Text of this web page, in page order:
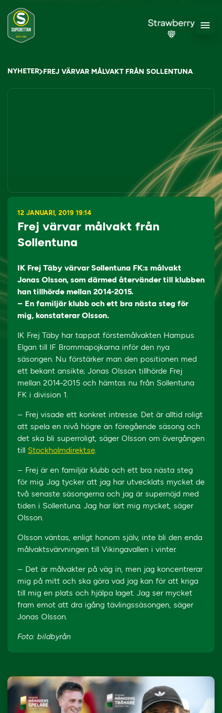
NYHETER FREJ VÄRVAR MÅLVAKT FRÅN SOLLENTUNA
12 JANUARI, 2019 19:14
Frej värvar målvakt från
Sollentuna
IK Frej Täby värvar Sollentuna FK:s målvakt
Jonas Olsson, som därmed återvänder till klubben
han tillhörde mellan 2014-2015.
– En familjär klubb och ett bra nästa steg för
mig, konstaterar Olsson.
IK Frej Täby har tappat förstemålvakten Hampus
Elgan till IF Brommapojkarna inför den nya
säsongen. Nu förstärker man den positionen med
ett bekant ansikte; Jonas Olsson tillhörde Frej
mellan 2014-2015 och hämtas nu från Sollentuna
FK i division 1.
– Frej visade ett konkret intresse. Det är alltid roligt
att spela en nivå högre än föregående säsong och
det ska bli superroligt, säger Olsson om övergången
till Stockholmdirekt.se.
– Frej är en familjär klubb och ett bra nästa steg
för mig. Jag tycker att jag har utvecklats mycket de
två senaste säsongerna och jag är supernöjd med
tiden i Sollentuna. Jag har lärt mig mycket, säger
Olsson.
Olsson väntas, enligt honom själv, inte bli den enda
målvaktsvärvningen till Vikingavallen i vinter.
– Det är målvakter på väg in, men jag koncentrerar
mig på mitt och ska göra vad jag kan för att kriga
till mig en plats och hjälpa laget. Jag ser mycket
fram emot att dra igång tävlingssäsongen, säger
Jonas Olsson.
Foto: bildbyrån